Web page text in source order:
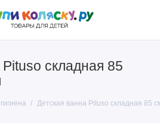
складная 85
Детская ванна Pituso складная 85